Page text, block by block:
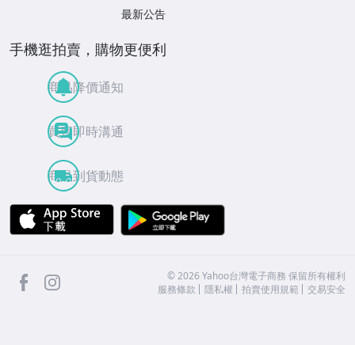
最新公告
手機逛拍賣，購物更便利
商品降價通知
買賣即時溝通
商品到貨動態
APP Store
facebook ©2026 Yahoo台灣電子商務 保留所有權利
服務條款
隱私權 拍賣使用規範 交易安全